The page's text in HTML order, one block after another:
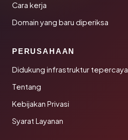
Cara kerja
Domain yang baru diperiksa
PERUSAHAAN
Didukung infrastruktur tepercaya
Tentang
Kebijakan Privasi
Syarat Layanan